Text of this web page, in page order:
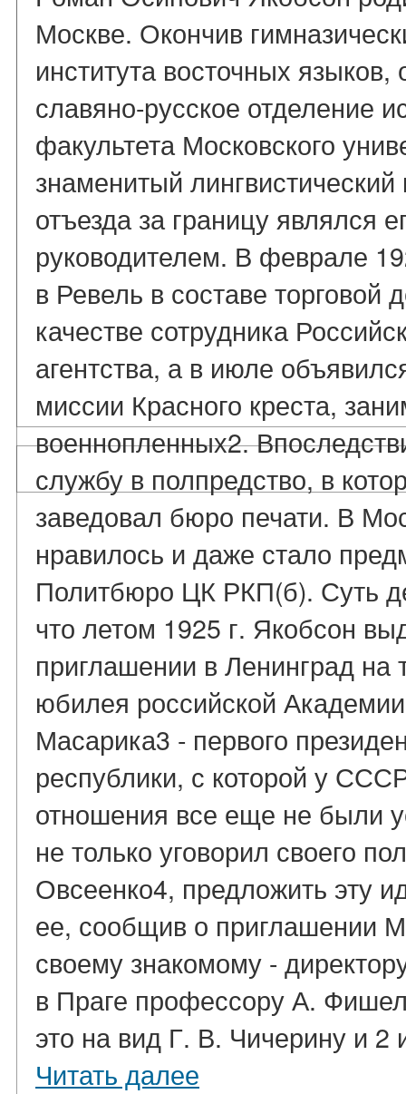
Москве. Окончив
института восточных
славяно-русское отделение
факультета Московского
знаменитый
отъезда за границу являлся
руководителем. В феврале
в Ревель в составе торговой
качестве сотрудника
агентства, а в июле
миссии Красного креста,
военнопленных2.
службу в полпредство, в
заведовал бюро печати. В
нравилось и даже стало
Политбюро ЦК РКП(б). Суть
что летом 1925 г. Якобсон
приглашении в Ленинград на
юбилея российской
Масарика3 - первого
республики, с которой у
отношения все еще не были
не только уговорил своего
Овсеенко4, предложить эту
ее, сообщив о приглашении
своему знакомому -
в Праге профессору А.
это на вид Г. В. Чичерину и
Читать далее